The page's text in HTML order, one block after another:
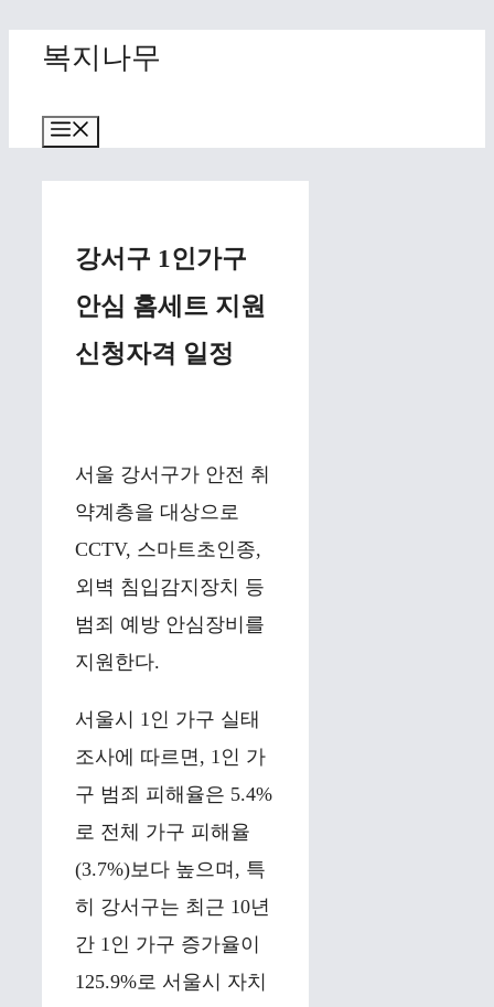
content
복지나무
강서구 1인가구
안심 홈세트 지원
신청자격 일정
서울 강서구가 안전 취
약계층을 대상으로
CCTV, 스마트초인종,
외벽 침입감지장치 등
범죄 예방 안심장비를
지원한다.
서울시 1인 가구 실태
조사에 따르면, 1인 가
구 범죄 피해율은 5.4%
로 전체 가구 피해율
(3.7%)보다 높으며, 특
히 강서구는 최근 10년
간 1인 가구 증가율이
125.9%로 서울시 자치